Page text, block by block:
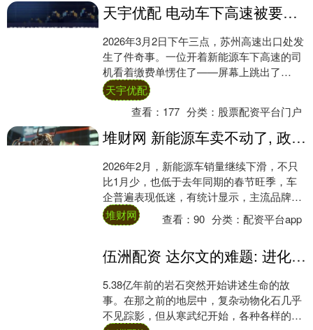
天宇优配 电动车下高速被要八万块, 系统算错绕地球五圈。
2026年3月2日下午三点，苏州高速出口处发
生了件奇事。一位开着新能源车下高速的司
机看着缴费单愣住了——屏幕上跳出了
83990元的数字。这钱比他还卡里的钱都
多，....
天宇优配
查看： 177 分类： 股票配资平台门户
堆财网 新能源车卖不动了, 政策退坡撞上油车反扑, 消费者集体按下暂停键
2026年2月，新能源车销量继续下滑，不只
比1月少，也低于去年同期的春节旺季，车
企普遍表现低迷，有统计显示，主流品牌中
超过八成出现环比下降，新势力企业情况更
糟，....
堆财网 查看：90 分类：配资平台app
伍洲配资 达尔文的难题: 进化的时钟可能以不同的速度运转
5.38亿年前的岩石突然开始讲述生命的故
事。在那之前的地层中，复杂动物化石几乎
不见踪影，但从寒武纪开始，各种各样的生